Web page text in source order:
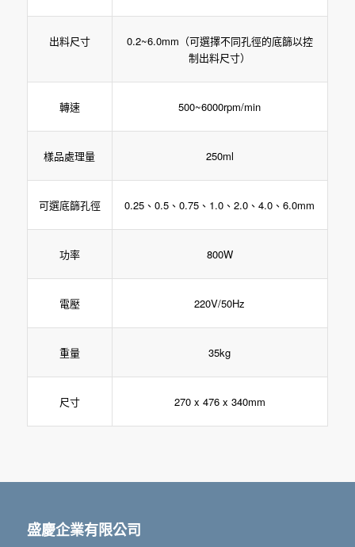
出料尺寸
0.2~6.0mm（可選擇不同孔徑的底篩以控
制出料尺寸）
轉速 500~6000rpm/min
樣品處理量 250ml
可選底篩孔徑 0.25、0.5、0.75、1.0、2.0、4.0、6.0mm
功率 800W
電壓 220V/50Hz
重量 35kg
尺寸 270 x 476 x 340mm
盛慶企業有限公司